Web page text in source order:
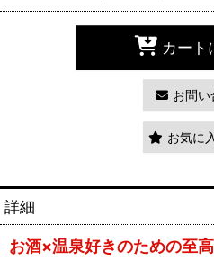
カート
お問い
お気に
詳細
お酒×温泉好きのための至